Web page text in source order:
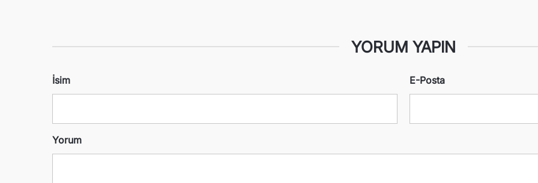
YORUM YAPIN
İsim E-Posta
Yorum